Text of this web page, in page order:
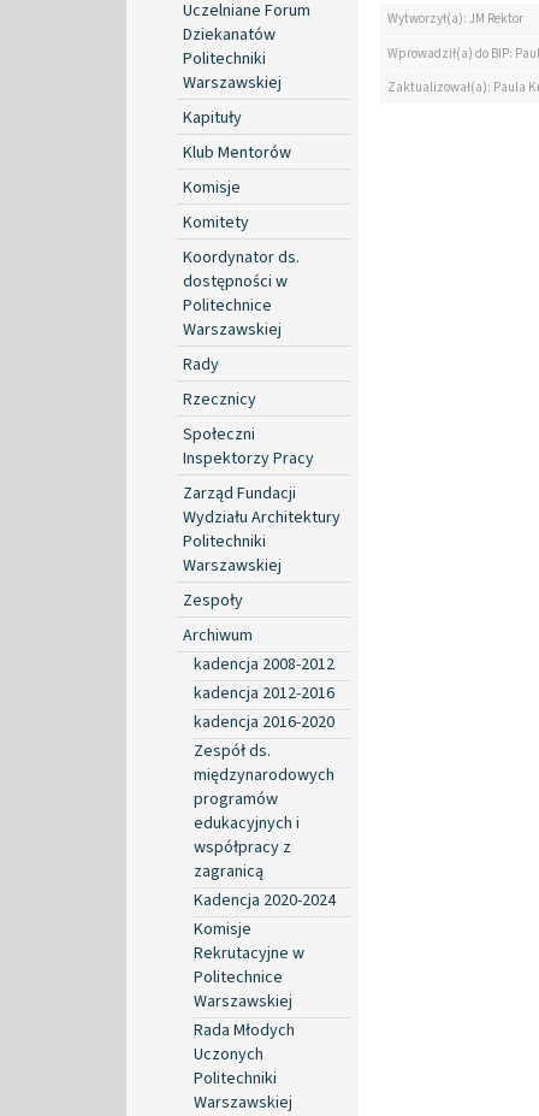
Uczelniane Forum
Dziekanatów
Politechniki
Warszawskiej
Kapituły
Klub Mentorów
Komisje
Komitety
Koordynator ds.
dostępności w
Politechnice
Warszawskiej
Rady
Rzecznicy
Społeczni
Inspektorzy Pracy
Zarząd Fundacji
Wydziału Architektury
Politechniki
Warszawskiej
Zespoły
Archiwum
kadencja 2008-2012
kadencja 2012-2016
kadencja 2016-2020
Zespół ds.
międzynarodowych
programów
edukacyjnych i
współpracy z
zagranicą
Kadencja 2020-2024
Komisje
Rekrutacyjne w
Politechnice
Warszawskiej
Rada Młodych
Uczonych
Politechniki
Warszawskiej
Wytworzył(a): JM Rektor
Wprowadził(a) do BIP:
Zaktualizował(a): Paula